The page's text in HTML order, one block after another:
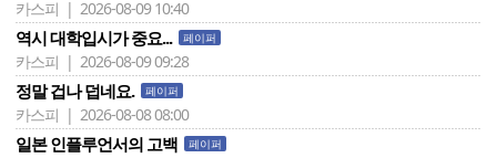
카스피 | 2026-08-09 10:40
역시 대학입시가 중요... 페이퍼
카스피 | 2026-08-09 09:28
정말 겁나 덥네요. 페이퍼
카스피 | 2026-08-08 08:00
일본 인플루언서의 고백 페이퍼